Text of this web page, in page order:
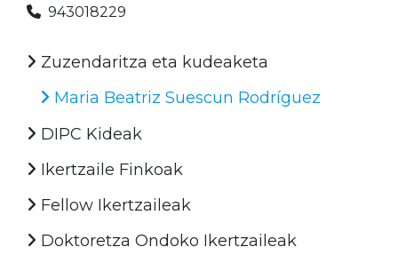
943018229
Zuzendaritza eta kudeaketa
Maria Beatriz Suescun Rodríguez
DIPC Kideak
Ikertzaile Finkoak
Fellow Ikertzaileak
Doktoretza Ondoko Ikertzaileak